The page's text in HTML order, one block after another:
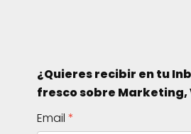
¿Quieres recibir en tu
fresco sobre Marketing,
Email